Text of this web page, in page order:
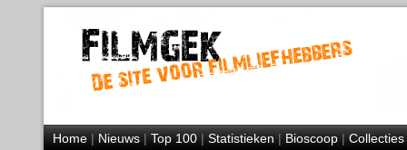
Home|Nieuws|Top 100|Statistieken|Bioscoop|Collecties